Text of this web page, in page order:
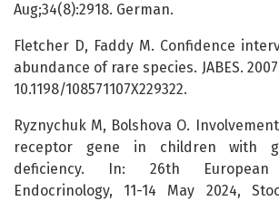
Aug;34(8):2918. German.
Fletcher D, Faddy M. Confidence
abundance of rare species. JABES.
10.1198/108571107X229322.
Ryznychuk M, Bolshova O.
receptor gene in children with
deficiency. In: 26th
Endocrinology, 11-14 May 2024,